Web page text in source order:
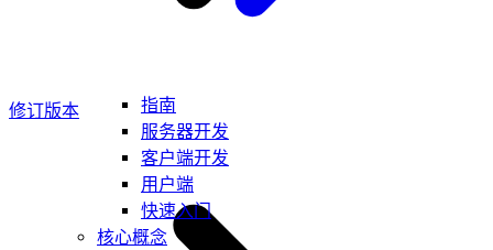
指南
服务器开发
客户端开发
用户端
快速入门
核心概念
修订版本